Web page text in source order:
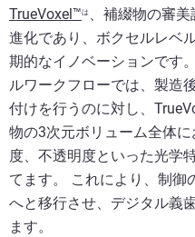
TrueVoxel™は 、補綴物の審
進化であり、ボクセルレベ
期的なイノベーションです
ルワークフローでは、製造
付けを行うのに対し、
物の3次元ボリューム全体
度、不透明度といった光学
てます。 これにより、制御
へと移行させ、デジタル義
ます。